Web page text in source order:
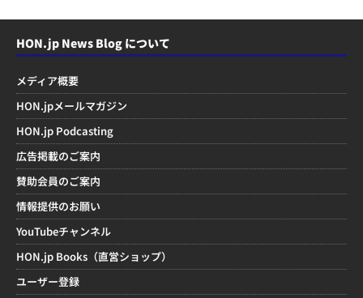
HON.jp News Blog について
メディア概要
HON.jpメールマガジン
HON.jp Podcasting
広告掲載のご案内
賛助会員のご案内
情報提供のお願い
YouTubeチャンネル
HON.jp Books（直営ショップ）
ユーザー登録